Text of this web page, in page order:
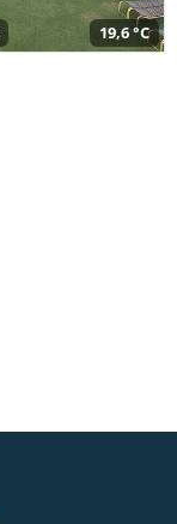
19,6 °C